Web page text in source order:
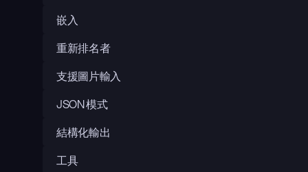
嵌入
重新排名者
支援圖片輸入
JSON 模式
結構化輸出
工具